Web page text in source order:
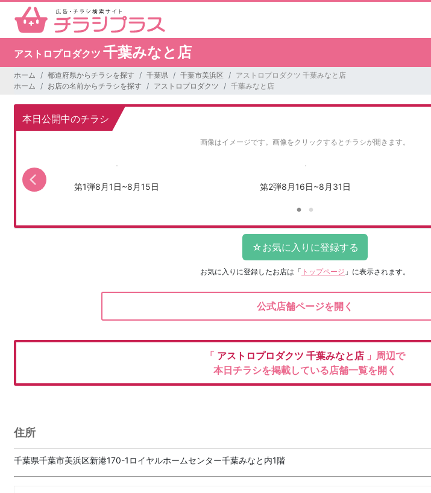
アストロプロダクツ 千葉みなと店
ホーム 都道府県からチラシを探す 千葉県 千葉市美浜区
アストロプロダクツ 千葉みなと店
ホーム
お店の名前からチラシを探す アストロプロダクツ 千葉みなと店
本日公開中のチラシ
画像はイメージです。 画像をクリックするとチラシが開きます。
第1弾8月1日~8月15日 第2弾8月16日~8月31日
お気に入りに登録したお店は 「 トップページ 」に表示されます。
公式店舗ページを開く
「 アストロプロダクツ 千葉みなと店 」周辺で
本日チラシを掲載している店舗一覧を開く
住所
千葉県千葉市美浜区新港170-1ロイヤルホームセンター千葉みなと内1階